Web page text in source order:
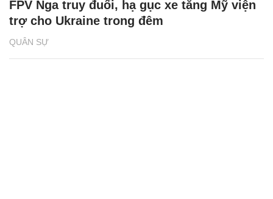
QUÂN SỰ
FPV Nga truy đuổi, hạ gục xe tăng Mỹ viện
trợ cho Ukraine trong đêm